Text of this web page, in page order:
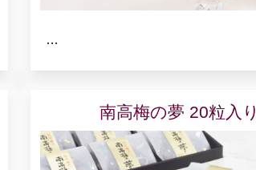
…
南高梅の夢 20粒入り